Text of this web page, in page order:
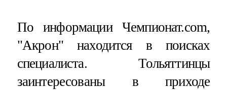
По информации Чемпионат.com,
"Акрон" находится в поисках
специалиста. Тольяттинцы
заинтересованы в приходе